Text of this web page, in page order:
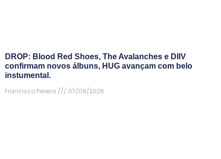
DROP: Blood Red Shoes, The Avalanches e DIIV
confirmam novos álbuns, HUG avançam com belo
instumental.
Francisco Pereira
07/08/2026